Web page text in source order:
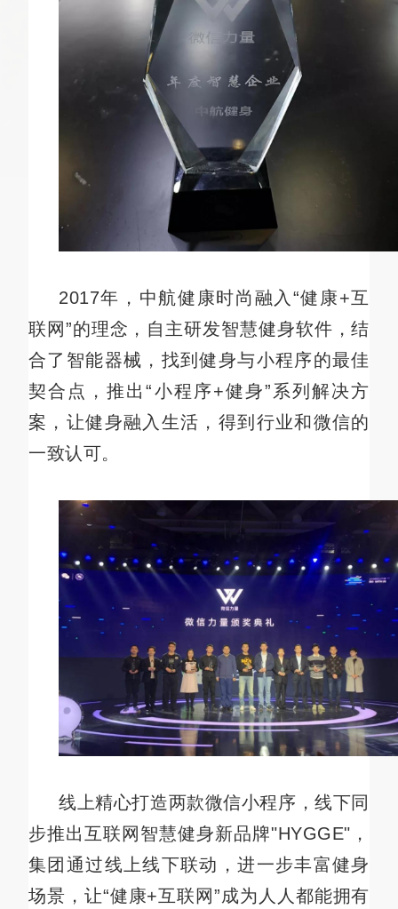
2017年，中航健康时尚融入“健康+互
联网”的理念，自主研发智慧健身软件，结
合了智能器械，找到健身与小程序的最佳
契合点，推出“小程序+健身”系列解决方
案，让健身融入生活，得到行业和微信的
一致认可。
线上精心打造两款微信小程序，线下同
步推出互联网智慧健身新品牌"HYGGE"，
集团通过线上线下联动，进一步丰富健身
场景，让“健康+互联网”成为人人都能拥有